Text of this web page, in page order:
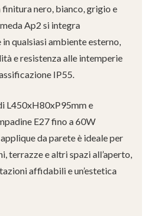
nero, bianco, grigio e
Ap2 si integra
qualsiasi ambiente esterno,
e resistenza alle intemperie
IP55.
L450xH80xP95mm e
E27 fino a 60W
da parete è ideale per
terrazze e altri spazi all’aperto,
affidabili e un’estetica